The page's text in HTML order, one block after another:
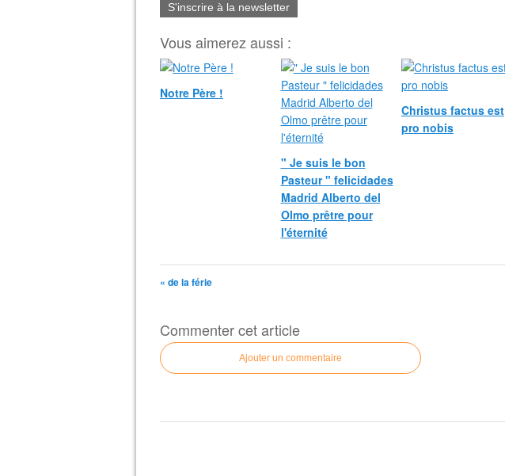
S'inscrire à la newsletter
Vous aimerez aussi :
Notre Père !
" Je suis le bon
Pasteur " felicidades
Madrid Alberto del
Olmo prêtre pour
l'éternité
Christus factus est
pro nobis
« de la férie
Commenter cet article
Ajouter un commentaire